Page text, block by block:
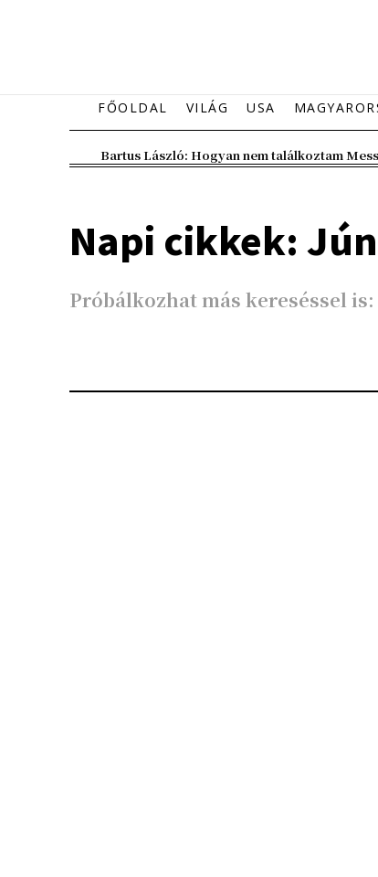
FŐOLDAL VILÁG USA
Bartus László: Hogyan nem találkoztam
Napi cikkek:
Próbálkozhat más kereséssel is: